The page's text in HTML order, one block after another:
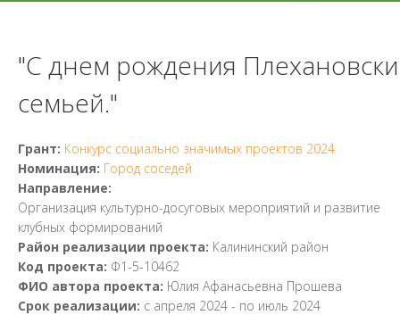
"С днем рождения
семьей."
Грант: Конкурс социально значимых проектов 2024
Номинация: Город соседей
Направление:
Организация культурно-досуговых мероприятий и развитие
клубных формирований
Район реализации проекта: Калининский район
Код проекта: Ф1-5-10462
ФИО автора проекта: Юлия Афанасьевна Прошева
Срок реализации: с апреля 2024 - по июль 2024